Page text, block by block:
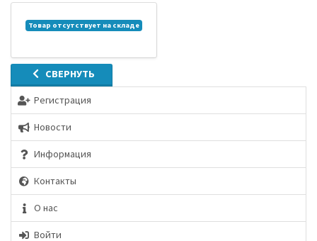
СВЕРНУТЬ
Регистрация
Новости
Информация
Контакты
О нас
Войти
Товар отсутствует на складе